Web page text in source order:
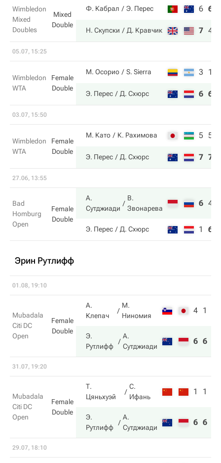
Wimbledon
Mixed
Doubles
Mixed
Double
Ф. Кабрал Э. Перес 6 6
Н. Скупски Д. Кравчик 7 4
05.07, 15:25
Wimbledon
WTA
Female
Double
М. Осорио S. Sierra 3 1
Э. Перес Д. Схюрс 6 6
03.07, 15:50
Wimbledon
WTA
Female
Double
М. Като К. Рахимова 5 5
Э. Перес Д. Схюрс 7 7
27.06, 13:55
Bad
Homburg
Open
Female
Double
А.
Сутджиади
В.
Звонарева
6 4
Э. Перес Д. Схюрс 1 6
Эрин Рутлифф
01.08, 19:10
Mubadala
Citi DC
Open
Female
Double
А.
Клепач
М.
Ниномия
4 1
Э.
Рутлифф
А.
Сутджиади
6 6
31.07, 19:20
Mubadala
Citi DC
Open
Female
Double
Т.
Цяньхуэй
С.
Ифань
1 1
Э.
Рутлифф
А.
Сутджиади
6 6
29.07, 18:10